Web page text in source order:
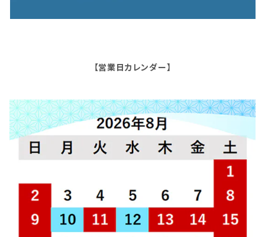
【営業日カレンダー】